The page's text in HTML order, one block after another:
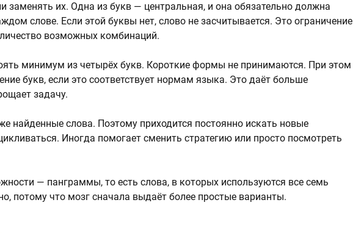
заменять их. Одна из букв — центральная, и она обязательно должна
слове. Если этой буквы нет, слово не засчитывается. Это ограничение
возможных комбинаций.
минимум из четырёх букв. Короткие формы не принимаются. При этом
букв, если это соответствует нормам языка. Это даёт больше
задачу.
найденные слова. Поэтому приходится постоянно искать новые
Иногда помогает сменить стратегию или просто посмотреть
— панграммы, то есть слова, в которых используются все семь
потому что мозг сначала выдаёт более простые варианты.